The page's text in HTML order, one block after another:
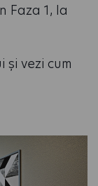
Faza 1, la
vezi cum